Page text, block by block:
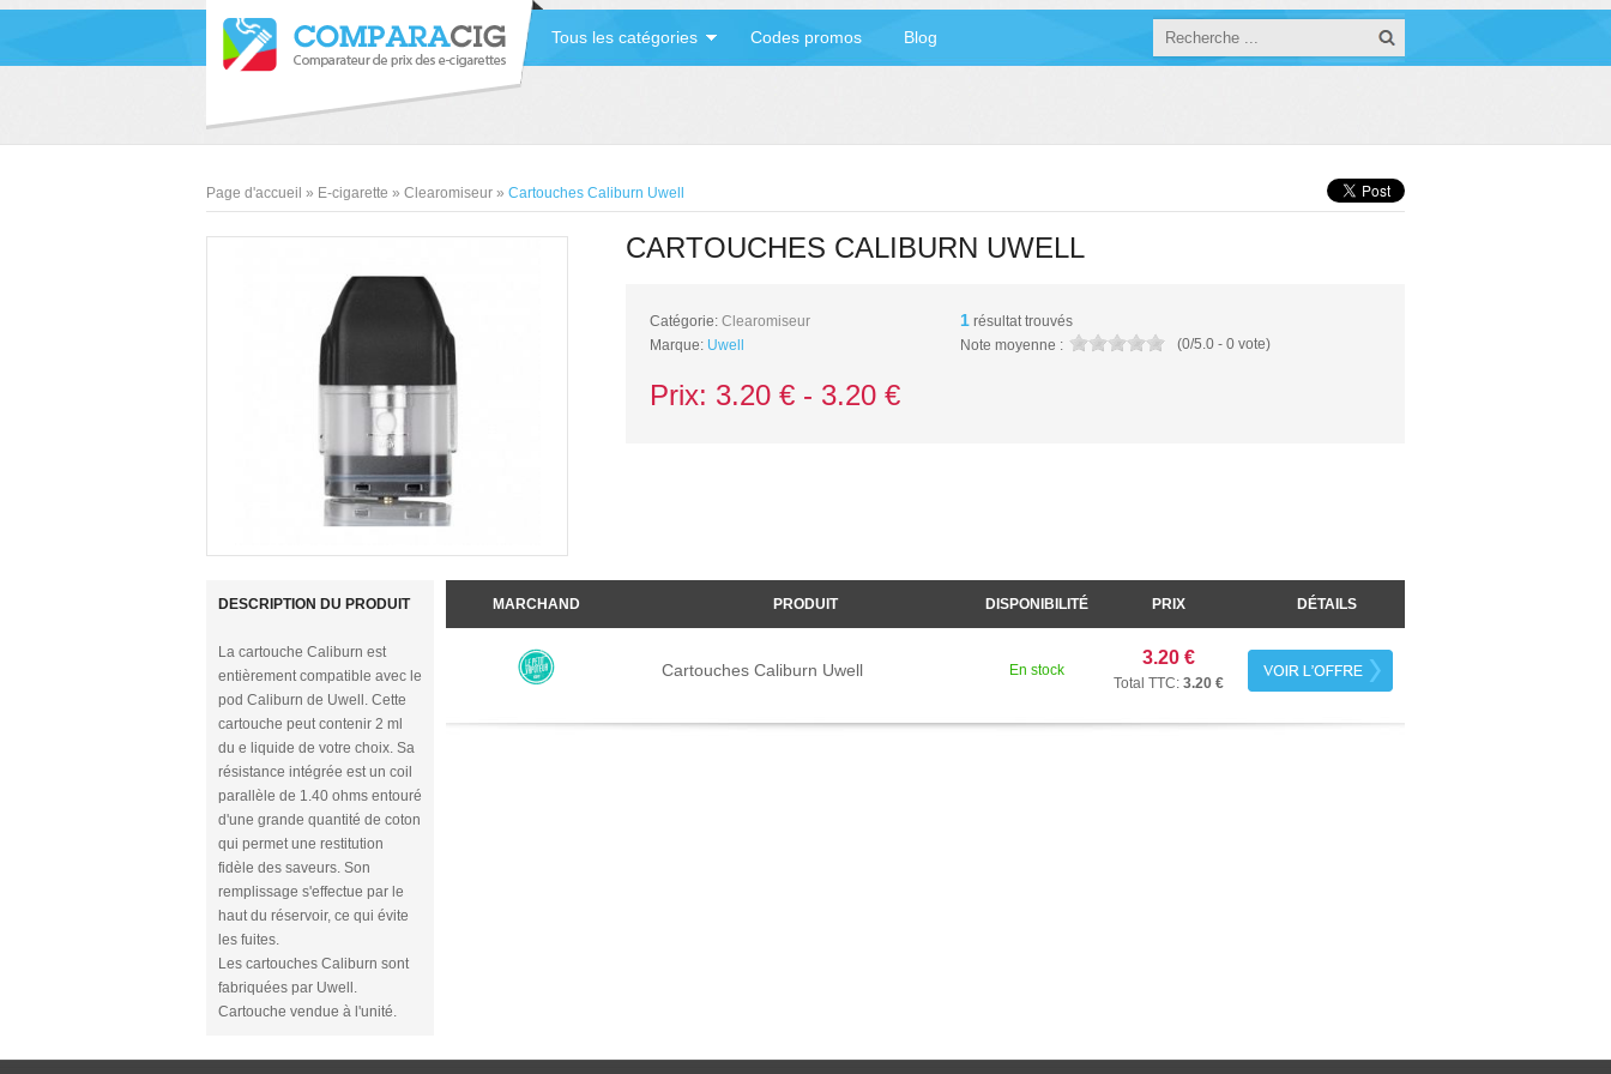
Tous les catégories Codes promos Blog
Page d'accueil » E-cigarette » Clearomiseur » Cartouches Caliburn Uwell
CARTOUCHES CALIBURN UWELL
Catégorie: Clearomiseur
Marque: Uwell
1 résultat trouvés
Note moyenne :
(0/5.0 - 0 vote)
Prix: 3.20 € - 3.20 €
MARCHAND PRODUIT DISPONIBILITÉ PRIX DÉTAILS
Cartouches Caliburn Uwell En stock
3.20 €
Total TTC: 3.20 €
DESCRIPTION DU PRODUIT
La cartouche Caliburn est
entièrement compatible avec le
pod Caliburn de Uwell. Cette
cartouche peut contenir 2 ml
du e liquide de votre choix. Sa
résistance intégrée est un coil
parallèle de 1.40 ohms entouré
d'une grande quantité de coton
qui permet une restitution
fidèle des saveurs. Son
remplissage s'effectue par le
haut du réservoir, ce qui évite
les fuites.
Les cartouches Caliburn sont
fabriquées par Uwell.
Cartouche vendue à l'unité.